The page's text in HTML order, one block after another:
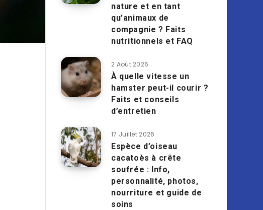
nature et en tant
qu’animaux de
compagnie ? Faits
nutritionnels et FAQ
2 Août 2026
À quelle vitesse un
hamster peut-il courir ?
Faits et conseils
d’entretien
17 Juillet 2026
Espèce d’oiseau
cacatoès à crête
soufrée : Info,
personnalité, photos,
nourriture et guide de
soins